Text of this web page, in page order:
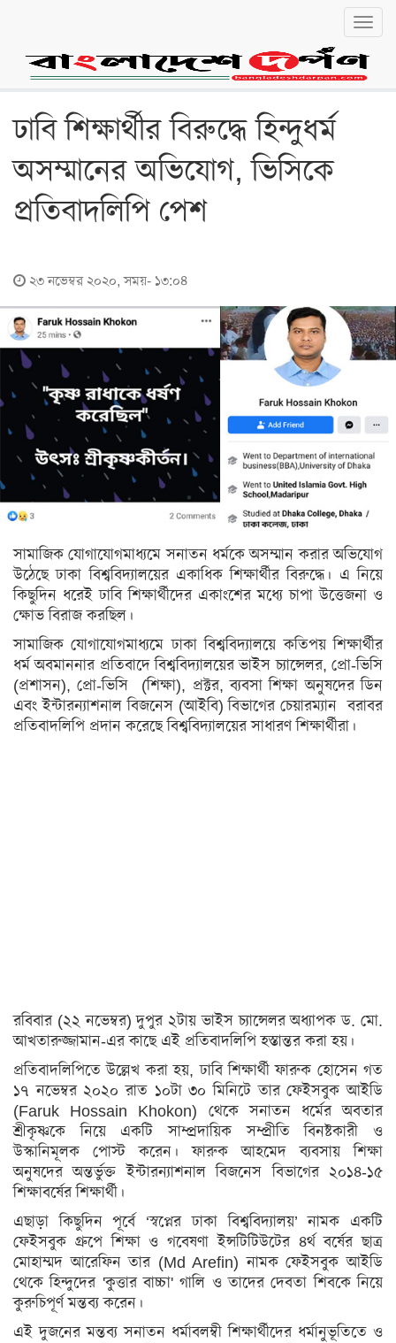
জাতীয়
রাজনীতি
অর্থনীতি
চট্টগ্রাম
বরিশাল
খুলনা
সিলেট
ময়মনসিংহ
রাজশাহী
বিদেশ
ভারত
আমেরিকা
ইউরোপ
মধ্যপ্রাচ্য
এশিয়া
চলচ্চিত্র
টেলিভিশন
সংগীত
অন্তর্জাল
লাইফস্টাইল
স্বাস্থ্য
রূপচর্চা
রসনাবিলাস
সম্পর্ক
ফ্যাশন
বাংলা English
ঢাবি শিক্ষার্থীর বিরুদ্ধে হিন্দুধর্ম
অসম্মানের অভিযোগ, ভিসিকে
প্রতিবাদলিপি পেশ
২৩ নভেম্বর ২০২০, সময়- ১৩:০৪
সামাজিক যোগাযোগমাধ্যমে সনাতন ধর্মকে অসম্মান করার অভিযোগ
উঠেছে ঢাকা বিশ্ববিদ্যালয়ের একাধিক শিক্ষার্থীর বিরুদ্ধে। এ নিয়ে
কিছুদিন ধরেই ঢাবি শিক্ষার্থীদের একাংশের মধ্যে চাপা উত্তেজনা ও
ক্ষোভ বিরাজ করছিল।
সামাজিক যোগাযোগমাধ্যমে ঢাকা বিশ্ববিদ্যালয়ে কতিপয় শিক্ষার্থীর
ধর্ম অবমাননার প্রতিবাদে বিশ্ববিদ্যালয়ের ভাইস চ্যান্সেলর, প্রো-ভিসি
(প্রশাসন), প্রো-ভিসি (শিক্ষা), প্রক্টর, ব্যবসা শিক্ষা অনুষদের ডিন
এবং ইন্টারন্যাশনাল বিজনেস (আইবি) বিভাগের চেয়ারম্যান বরাবর
প্রতিবাদলিপি প্রদান করেছে বিশ্ববিদ্যালয়ের সাধারণ শিক্ষার্থীরা।
রবিবার (২২ নভেম্বর) দুপুর ২টায় ভাইস চ্যান্সেলর অধ্যাপক ড. মো.
আখতারুজ্জামান-এর কাছে এই প্রতিবাদলিপি হস্তান্তর করা হয়।
প্রতিবাদলিপিতে উল্লেখ করা হয়, ঢাবি শিক্ষার্থী ফারুক হোসেন গত
১৭ নভেম্বর ২০২০ রাত ১০টা ৩০ মিনিটে তার ফেইসবুক আইডি
(Faruk Hossain Khokon) থেকে সনাতন ধর্মের অবতার
শ্রীকৃষ্ণকে নিয়ে একটি সাম্প্রদায়িক সম্প্রীতি বিনষ্টকারী ও
উস্কানিমূলক পোস্ট করেন। ফারুক আহমেদ ব্যবসায় শিক্ষা
অনুষদের অন্তর্ভুক্ত ইন্টারন্যাশনাল বিজনেস বিভাগের ২০১৪-১৫
শিক্ষাবর্ষের শিক্ষার্থী।
এছাড়া কিছুদিন পূর্বে ‘স্বপ্নের ঢাকা বিশ্ববিদ্যালয়’ নামক একটি
ফেইসবুক গ্রুপে শিক্ষা ও গবেষণা ইন্সটিটিউটের ৪র্থ বর্ষের ছাত্র
মোহাম্মদ আরেফিন তার (Md Arefin) নামক ফেইসবুক আইডি
থেকে হিন্দুদের 'কুত্তার বাচ্চা' গালি ও তাদের দেবতা শিবকে নিয়ে
কুরুচিপূর্ণ মন্তব্য করেন।
এই দুজনের মন্তব্য সনাতন ধর্মাবলম্বী শিক্ষার্থীদের ধর্মানুভূতিতে ও